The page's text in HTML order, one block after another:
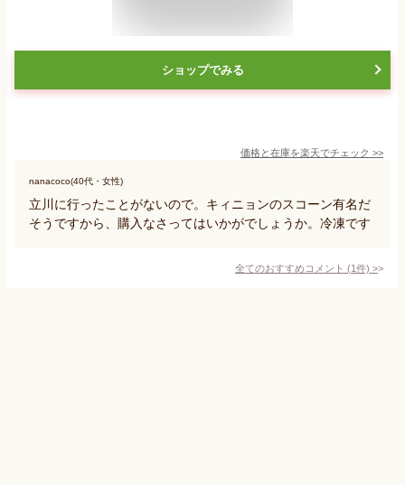
ショップでみる
価格と在庫を楽天でチェック >>
nanacoco(40代・女性)
立川に行ったことがないので。キィニョンのスコーン有名だ
そうですから、購入なさってはいかがでしょうか。冷凍です
全てのおすすめコメント (1件) >